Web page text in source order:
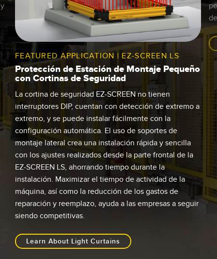
FEATURED APPLICATION | EZ-SCREEN LS
Protección de Estación de Montaje Pequeño
con Cortinas de Seguridad
La cortina de seguridad EZ-SCREEN no tienen
interruptores DIP, cuentan con detección de extremo a
extremo, y se puede instalar fácilmente con la
configuración automática. El uso de soportes de
montaje lateral crea una instalación rápida y sencilla
con los ajustes realizados desde la parte frontal de la
EZ-SCREEN LS, ahorrando tiempo durante la
instalación. Maximizar el tiempo de actividad de la
máquina, así como la reducción de los gastos de
reparación y reemplazo, ayuda a las empresas a seguir
siendo competitivas.
Learn About Light Curtains